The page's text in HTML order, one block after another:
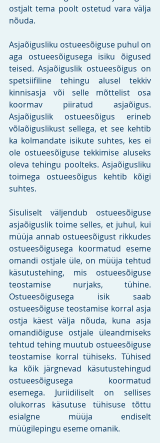
ostjalt tema poolt ostetud vara välja
nõuda.
Asjaõigusliku ostueesõiguse puhul on
aga ostueesõigusega isiku õigused
teised. Asjaõiguslik ostueesõigus on
spetsiifiline tehingu alusel tekkiv
kinnisasja või selle mõttelist osa
koormav piiratud asjaõigus.
Asjaõiguslik ostueesõigus erineb
võlaõiguslikust sellega, et see kehtib
ka kolmandate isikute suhtes, kes ei
ole ostueesõiguse tekkimise aluseks
oleva tehingu poolteks. Asjaõigusliku
toimega ostueesõigus kehtib kõigi
suhtes.
Sisuliselt väljendub ostueesõiguse
asjaõiguslik toime selles, et juhul, kui
müüja annab ostueesõigust rikkudes
ostueesõigusega koormatud eseme
omandi ostjale üle, on müüja tehtud
käsutustehing, mis ostueesõiguse
teostamise nurjaks, tühine.
Ostueesõigusega isik saab
ostueesõiguse teostamise korral asja
ostja käest välja nõuda, kuna asja
omandiõiguse ostjale üleandmiseks
tehtud tehing muutub ostueesõiguse
teostamise korral tühiseks. Tühised
ka kõik järgnevad käsutustehingud
ostueesõigusega koormatud
esemega. Juriidiliselt on sellises
olukorras käsutuse tühisuse tõttu
esialgne müüja endiselt
müügilepingu eseme omanik.